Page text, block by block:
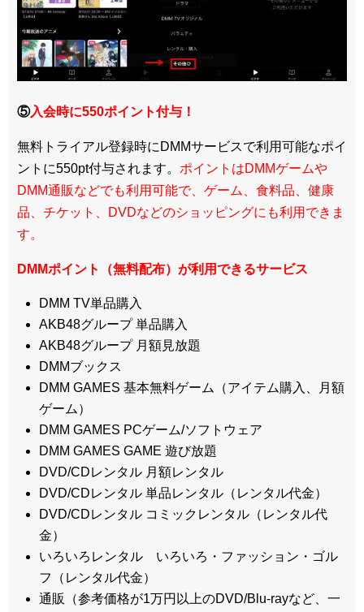
⑤入会時に550ポイント付与！
無料トライアル登録時にDMMサービスで利用可能なポイ
ントに550pt付与されます。 ポイントはDMMゲームや
DMM通販などでも利用可能で、ゲーム、食料品、健康
品、チケット、DVDなどのショッピングにも利用できま
す。
DMMポイント（無料配布）が利用できるサービス
DMM TV単品購入
AKB48グループ 単品購入
AKB48グループ 月額見放題
DMMブックス
DMM GAMES 基本無料ゲーム（アイテム購入、月額
ゲーム）
DMM GAMES PCゲーム/ソフトウェア
DMM GAMES GAME 遊び放題
DVD/CDレンタル 月額レンタル
DVD/CDレンタル 単品レンタル（レンタル代金）
DVD/CDレンタル コミックレンタル（レンタル代
金）
いろいろレンタル いろいろ・ファッション・ゴル
フ（レンタル代金）
通販（参考価格が1万円以上のDVD/Blu-rayなど、一